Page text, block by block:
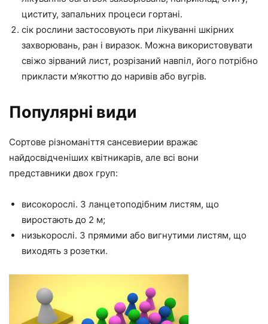
циститу, запальних процеси гортані.
сік рослини застосовують при лікуванні шкірних
захворювань, ран і виразок. Можна використовувати
свіжо зірваний лист, розрізаний навпіл, його потрібно
прикласти м’якоттю до наривів або вугрів.
Популярні види
Сортове різноманіття сансевиерии вражає
найдосвідченіших квітникарів, але всі вони
представники двох груп:
високорослі. З ланцетоподібним листям, що
виростають до 2 м;
низькорослі. З прямими або вигнутими листям, що
виходять з розетки.